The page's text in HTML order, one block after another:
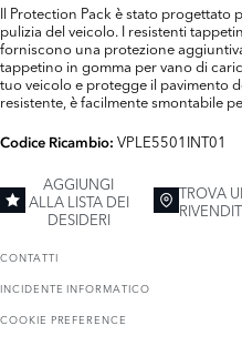
Il Protection Pack è stato progettato
pulizia del veicolo. I resistenti
forniscono una protezione
tappetino in gomma per vano di
tuo veicolo e protegge il pavimento
resistente, è facilmente smontabile
Codice Ricambio: VPLE5501INT01
AGGIUNGI
ALLA LISTA DEI
DESIDERI
TROVA
CONTATTI
INCIDENTE INFORMATICO
COOKIE PREFERENCE